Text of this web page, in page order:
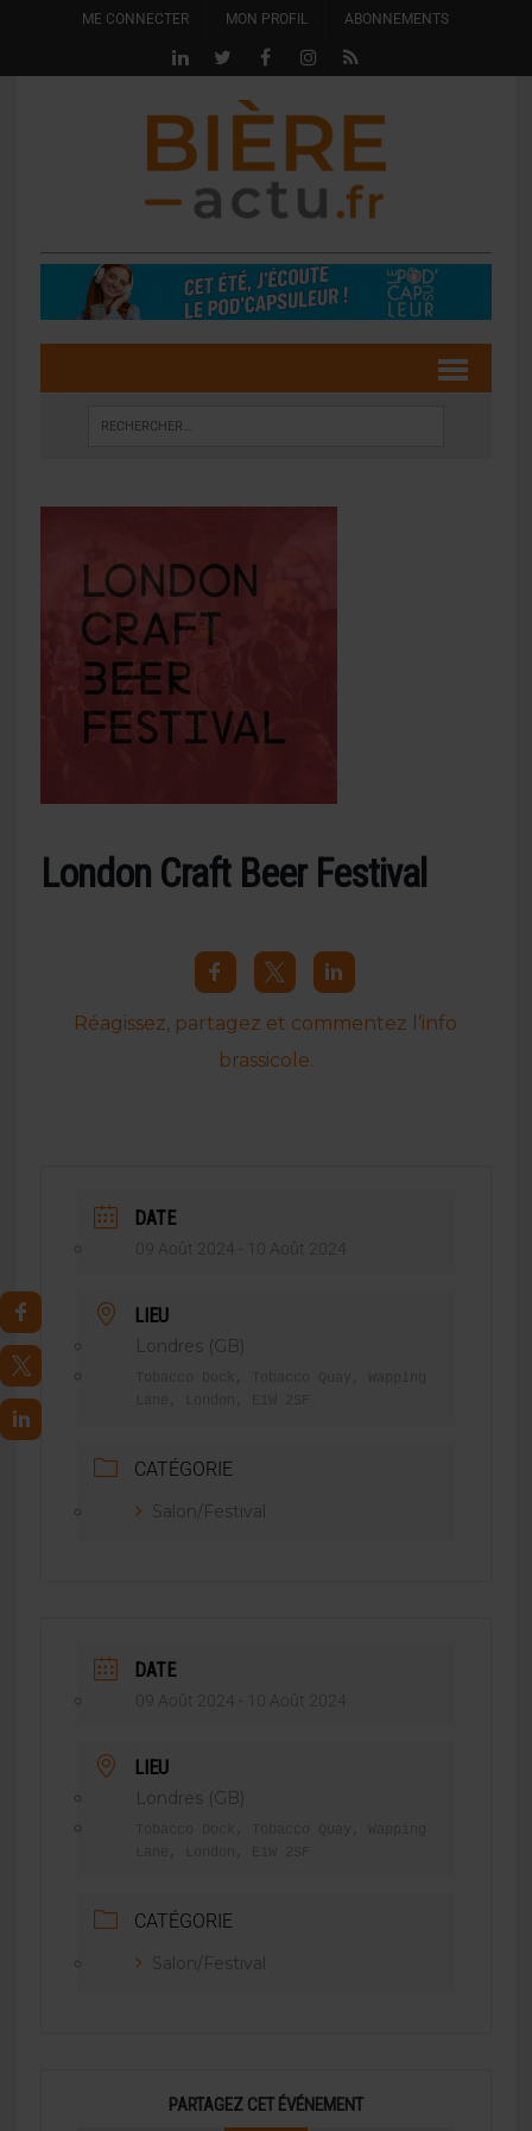
ME CONNECTER MON PROFIL ABONNEMENTS
London Craft Beer Festival
Réagissez, partagez et commentez l’info
brassicole.
DATE
09 Août 2024 - 10 Août 2024
LIEU
Londres (GB)
CATÉGORIE
Salon/Festival
DATE
09 Août 2024 - 10 Août 2024
LIEU
Londres (GB)
CATÉGORIE
Salon/Festival
PARTAGEZ CET ÉVÉNEMENT